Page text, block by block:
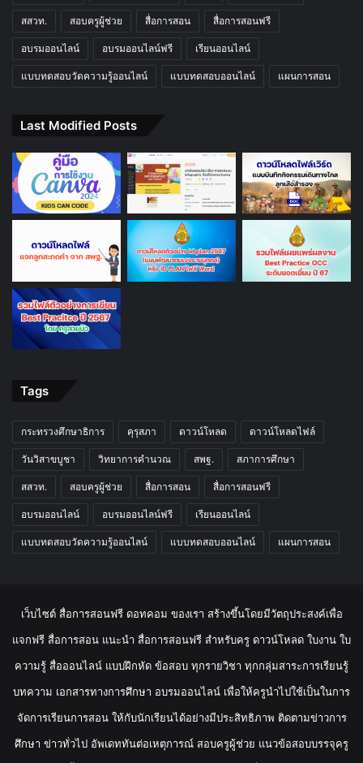
สสวท. สอบครูผู้ช่วย สื่อการสอน สื่อการสอนฟรี
อบรมออนไลน์ อบรมออนไลน์ฟรี เรียนออนไลน์
แบบทดสอบวัดความรู้ออนไลน์ แบบทดสอบออนไลน์ แผนการสอน
Last Modified Posts
Tags
กระทรวงศึกษาธิการ คุรุสภา ดาวน์โหลด ดาวน์โหลดไฟล์
วันวิสาขบูชา วิทยาการคำนวณ สพฐ. สภาการศึกษา
สสวท. สอบครูผู้ช่วย สื่อการสอน สื่อการสอนฟรี
อบรมออนไลน์ อบรมออนไลน์ฟรี เรียนออนไลน์
แบบทดสอบวัดความรู้ออนไลน์ แบบทดสอบออนไลน์ แผนการสอน
เว็บไซต์ สื่อการสอนฟรี ดอทคอม ของเรา สร้างขึ้นโดยมีวัตถุประสงค์เพื่อ
แจกฟรี สื่อการสอน แนะนำ สื่อการสอนฟรี สำหรับครู ดาวน์โหลด ใบงาน ใบ
ความรู้ สื่อออนไลน์ แบบฝึกหัด ข้อสอบ ทุกรายวิชา ทุกกลุ่มสาระการเรียนรู้
บทความ เอกสารทางการศึกษา อบรมออนไลน์ เพื่อให้ครูนำไปใช้เป็นในการ
จัดการเรียนการสอน ให้กับนักเรียนได้อย่างมีประสิทธิภาพ ติดตามข่าวการ
ศึกษา ข่าวทั่วไป อัพเดททันต่อเหตุการณ์ สอบครูผู้ช่วย แนวข้อสอบบรรจุครู